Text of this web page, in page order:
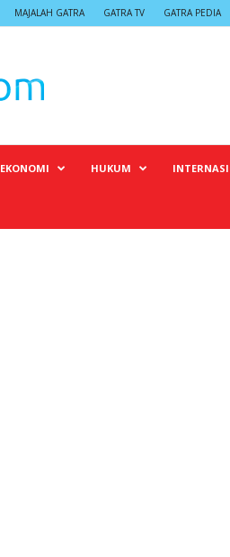
MAJALAH GATRA GATRA TV GATRA PEDIA
EKONOMI HUKUM